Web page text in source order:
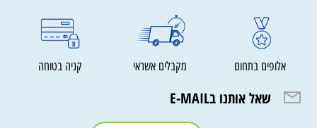
אלופים בתחום מקבלים אשראי קניה בטוחה
שאל אותנו בE-MAIL